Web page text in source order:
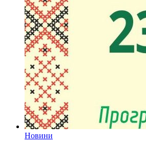
Новини